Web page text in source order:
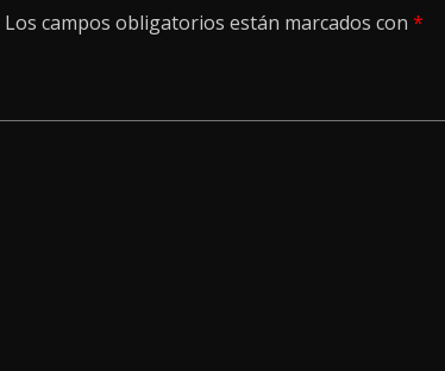
Los campos obligatorios están marcados con *